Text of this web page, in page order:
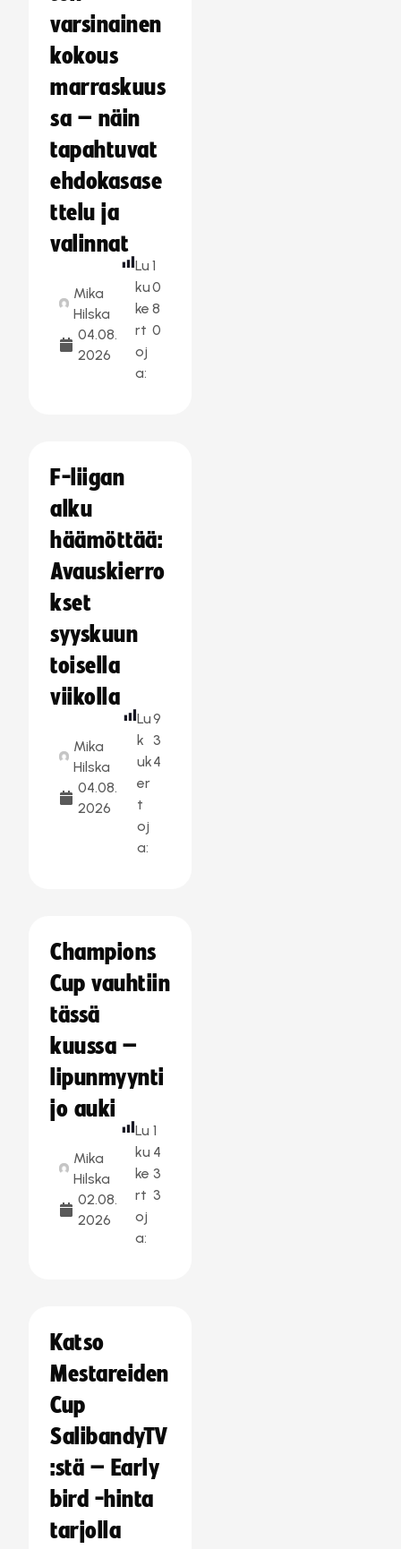
varsinainen
kokous
marraskuus
sa – näin
tapahtuvat
ehdokasase
ttelu ja
valinnat
Mika
Hilska
04.08.
2026
Lu
ku
ke
rt
oj
a:
1
0
8
0
F-liigan
alku
häämöttää:
Avauskierro
kset
syyskuun
toisella
viikolla
Mika
Hilska
04.08.
2026
Lu
k
uk
er
t
oj
a:
9
3
4
Champions
Cup vauhtiin
tässä
kuussa –
lipunmyynti
jo auki
Mika
Hilska
02.08.
2026
Lu
ku
ke
rt
oj
a:
1
4
3
3
Katso
Mestareiden
Cup
SalibandyTV
:stä – Early
bird -hinta
tarjolla